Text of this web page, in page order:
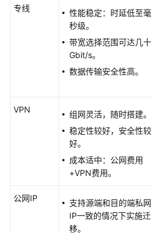
Hadoop
专线
性能稳定：时延低至毫
秒级。
带宽选择范围可达几十
Gbit/s。
数据传输安全性高。
VPN
组网灵活，随时搭建。
稳定性较好，安全性较
好。
成本适中：公网费用
+VPN费用。
公网IP
支持源端和目的端私网
IP一致的情况下实施迁
移。